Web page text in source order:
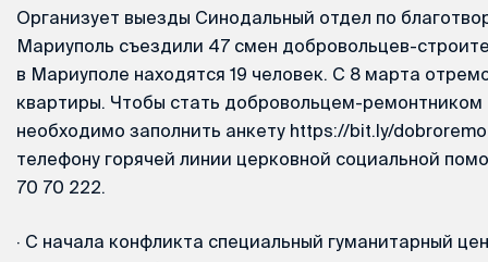
Организует выезды Синодальный отдел по
Мариуполь съездили 47 смен добровольцев-
в Мариуполе находятся 19 человек. С 8 марта
квартиры. Чтобы стать добровольцем-ремонтником
необходимо заполнить анкету https://bit.ly/
телефону горячей линии церковной социальной
70 70 222.
· С начала конфликта специальный гуманитарный